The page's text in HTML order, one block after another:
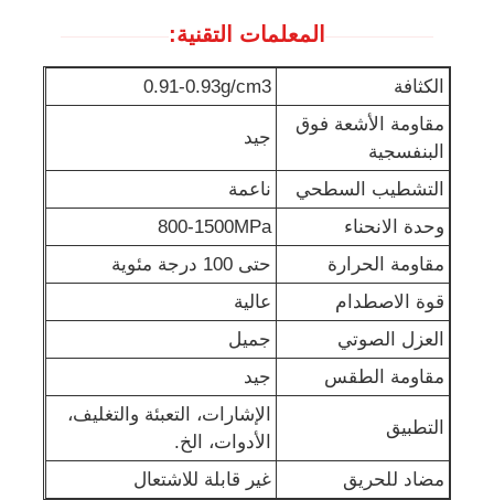
المعلمات التقنية:
الكثافة
0.91-0.93g/cm3
مقاومة الأشعة فوق
البنفسجية
جيد
التشطيب السطحي
ناعمة
وحدة الانحناء
800-1500MPa
مقاومة الحرارة
حتى 100 درجة مئوية
قوة الاصطدام
عالية
العزل الصوتي
جميل
مقاومة الطقس
جيد
التطبيق
الإشارات، التعبئة والتغليف،
الأدوات، الخ.
مضاد للحريق
غير قابلة للاشتعال